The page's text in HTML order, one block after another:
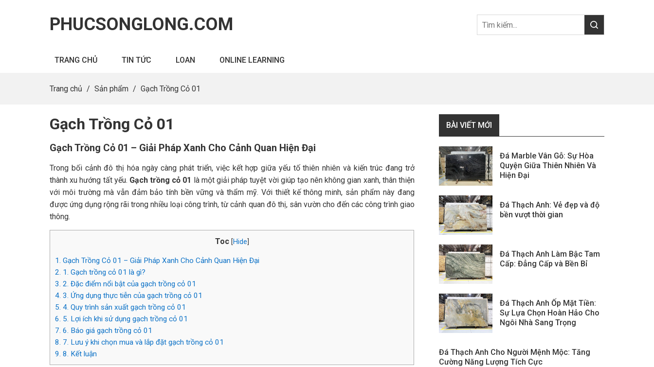
PHUCSONGLONG.COM
TRANG CHỦ TIN TỨC LOAN ONLINE LEARNING
Trang chủ / Sản phẩm / Gạch Trồng Cỏ 01
Gạch Trồng Cỏ 01
Gạch Trồng Cỏ 01 – Giải Pháp Xanh Cho Cảnh Quan Hiện Đại
Trong bối cảnh đô thị hóa ngày càng phát triển, việc kết hợp giữa yếu tố thiên nhiên và kiến trúc đang trở
thành xu hướng tất yếu. Gạch trồng cỏ 01 là một giải pháp tuyệt vời giúp tạo nên không gian xanh, thân thiện
với môi trường mà vẫn đảm bảo tính bền vững và thẩm mỹ. Với thiết kế thông minh, sản phẩm này đang
được ứng dụng rộng rãi trong nhiều loại công trình, từ cảnh quan đô thị, sân vườn cho đến các công trình giao
thông.
Toc [Hide
1. Gạch Trồng Cỏ 01 – Giải Pháp Xanh Cho Cảnh Quan Hiện Đại
2. 1. Gạch trồng cỏ 01 là gì?
3. 2. Đặc điểm nổi bật của gạch trồng cỏ 01
4. 3. Ứng dụng thực tiễn của gạch trồng cỏ 01
5. 4. Quy trình sản xuất gạch trồng cỏ 01
6. 5. Lợi ích khi sử dụng gạch trồng cỏ 01
7. 6. Báo giá gạch trồng cỏ 01
8. 7. Lưu ý khi chọn mua và lắp đặt gạch trồng cỏ 01
9. 8. Kết luận
BÀI VIẾT MỚI
Đá Marble Vân Gỗ: Sự Hòa
Quyện Giữa Thiên Nhiên Và
Hiện Đại
Đá Thạch Anh: Vẻ đẹp và độ
bền vượt thời gian
Đá Thạch Anh Làm Bậc Tam
Cấp: Đẳng Cấp và Bền Bỉ
Đá Thạch Anh Ốp Mặt Tiền:
Sự Lựa Chọn Hoàn Hảo Cho
Ngôi Nhà Sang Trọng
Đá Thạch Anh Cho Người Mệnh Mộc: Tăng
Cường Năng Lượng Tích Cực